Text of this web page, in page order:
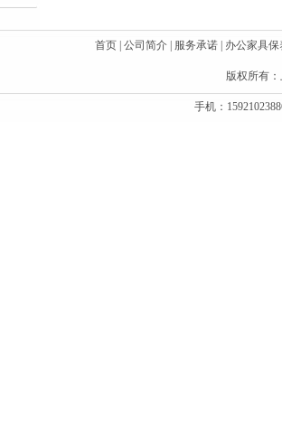
首页 公司简介 服务承诺 办公家具保
版权所有
手机：